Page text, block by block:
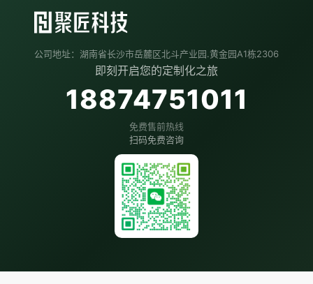
公司地址：湖南省长沙市岳麓区北斗产业园.黄金园A1栋2306
即刻开启您的定制化之旅
18874751011
免费售前热线
扫码免费咨询